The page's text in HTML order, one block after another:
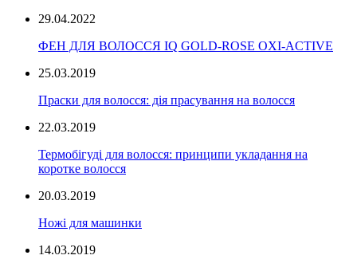
29.04.2022
ФЕН ДЛЯ ВОЛОССЯ IQ GOLD-ROSE OXI-ACTIVE
25.03.2019
Праски для волосся: дія прасування на волосся
22.03.2019
Термобігуді для волосся: принципи укладання на
коротке волосся
20.03.2019
Ножі для машинки
14.03.2019